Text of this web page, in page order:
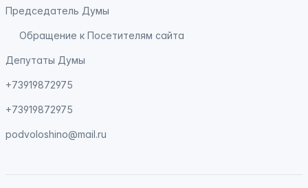
Председатель Думы
Обращение к Посетителям сайта
Депутаты Думы
+73919872975
+73919872975
podvoloshino@mail.ru